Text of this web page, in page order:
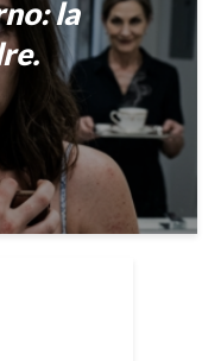
la